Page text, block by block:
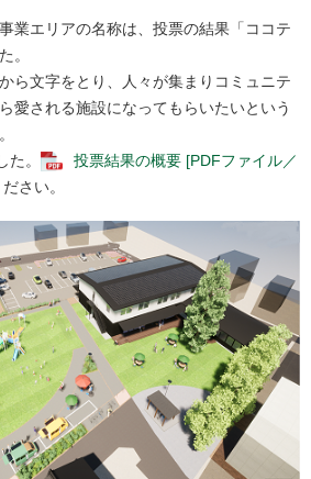
業エリアの名称は、投票の結果「ココテ
。
ら文字をとり、人々が集まりコミュニテ
愛される施設になってもらいたいという
。
投票結果の概要 [PDFファイル／
さい。